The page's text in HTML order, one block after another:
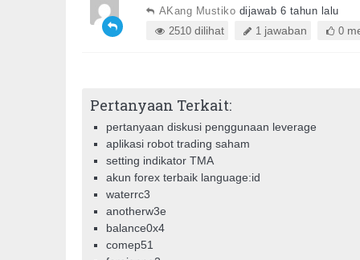
AKang Mustiko dijawab 6 tahun lalu
2510 dilihat 1 jawaban 0
Pertanyaan Terkait:
pertanyaan diskusi penggunaan leverage
aplikasi robot trading saham
setting indikator TMA
akun forex terbaik language:id
waterrc3
anotherw3e
balance0x4
comep51